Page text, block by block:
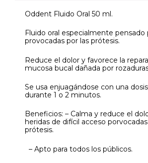
Oddent Fluido Oral 50 ml.
Fluido oral especialmente pensado
provocadas por las prótesis.
Reduce el dolor y favorece la
mucosa bucal dañada por
Se usa enjuagándose con una
durante 1 o 2 minutos.
Beneficios: – Calma y reduce el
heridas de difícil acceso
prótesis.
– Apto para todos los públicos.